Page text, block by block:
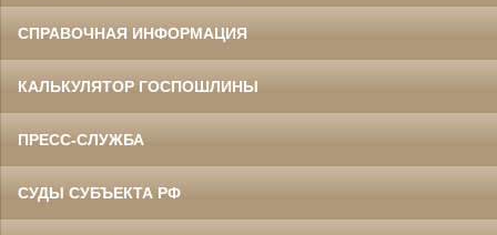
СПРАВОЧНАЯ ИНФОРМАЦИЯ
КАЛЬКУЛЯТОР ГОСПОШЛИНЫ
ПРЕСС-СЛУЖБА
СУДЫ СУБЪЕКТА РФ